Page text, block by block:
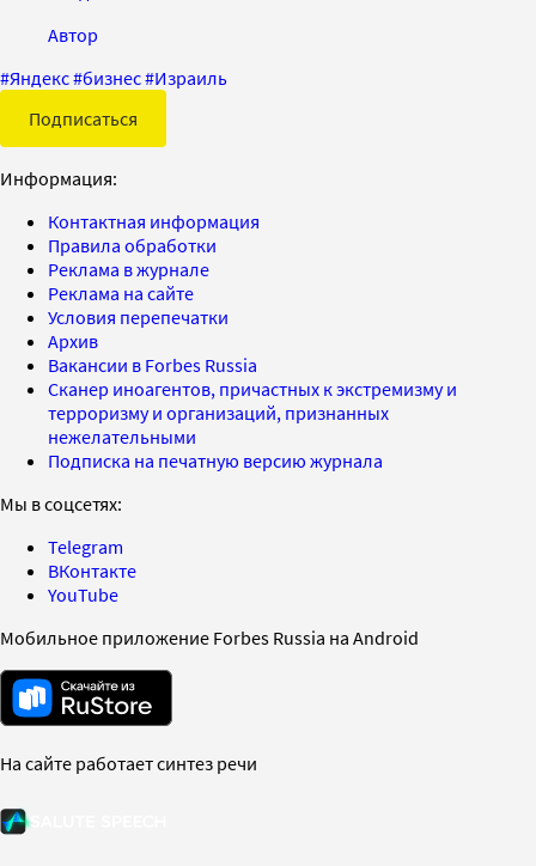
Автор
#Яндекс#бизнес#Израиль
Подписаться
Информация:
Контактная информация
Правила обработки
Реклама в журнале
Реклама на сайте
Условия перепечатки
Архив
Вакансии в Forbes Russia
Сканер иноагентов, причастных к экстремизму и
терроризму и организаций, признанных
нежелательными
Подписка на печатную версию журнала
Мы в соцсетях:
Telegram
ВКонтакте
YouTube
Мобильное приложение Forbes Russia на Android
На сайте работает синтез речи